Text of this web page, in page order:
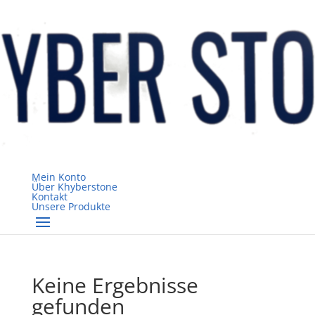
Mein Konto
Über Khyberstone
Kontakt
Unsere Produkte
Keine Ergebnisse
gefunden